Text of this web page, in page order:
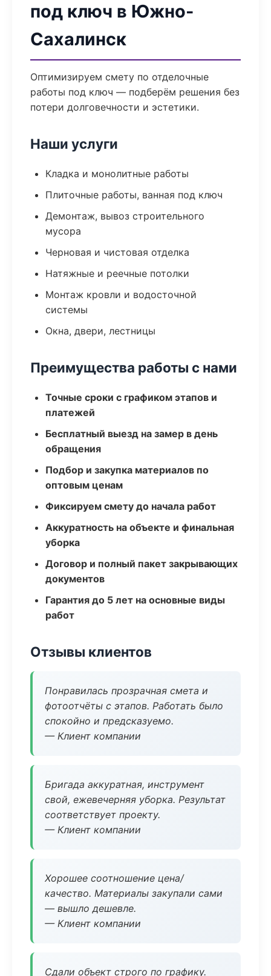
под ключ в Южно-
Сахалинск
Оптимизируем смету по отделочные
работы под ключ — подберём решения без
потери долговечности и эстетики.
Наши услуги
Кладка и монолитные работы
Плиточные работы, ванная под ключ
Демонтаж, вывоз строительного
мусора
Черновая и чистовая отделка
Натяжные и реечные потолки
Монтаж кровли и водосточной
системы
Окна, двери, лестницы
Преимущества работы с нами
Точные сроки с графиком этапов и
платежей
Бесплатный выезд на замер в день
обращения
Подбор и закупка материалов по
оптовым ценам
Фиксируем смету до начала работ
Аккуратность на объекте и финальная
уборка
Договор и полный пакет закрывающих
документов
Гарантия до 5 лет на основные виды
работ
Отзывы клиентов
Понравилась прозрачная смета и
фотоотчёты с этапов. Работать было
спокойно и предсказуемо.
— Клиент компании
Бригада аккуратная, инструмент
свой, ежевечерняя уборка. Результат
соответствует проекту.
— Клиент компании
Хорошее соотношение цена/
качество. Материалы закупали сами
— вышло дешевле.
— Клиент компании
Сдали объект строго по графику.